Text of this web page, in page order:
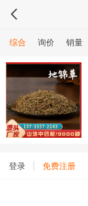
综合 询价 销量
登录 免费注册